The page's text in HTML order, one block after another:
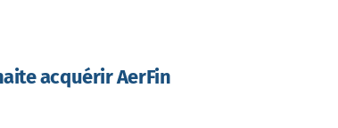
acquérir AerFin